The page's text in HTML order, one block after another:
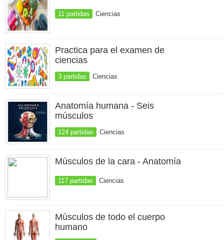
11 partidas Ciencias
Practica para el examen de
ciencias
3 partidas Ciencias
Anatomía humana - Seis
músculos
124 partidas Ciencias
Músculos de la cara - Anatomía
117 partidas Ciencias
Músculos de todo el cuerpo
humano